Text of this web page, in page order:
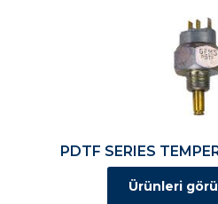
PDTF SERIES
Ürünleri